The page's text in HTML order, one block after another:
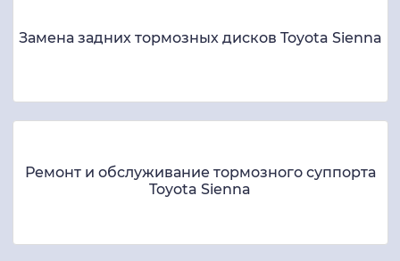
Замена задних тормозных дисков Toyota Sienna
Ремонт и обслуживание тормозного суппорта
Toyota Sienna